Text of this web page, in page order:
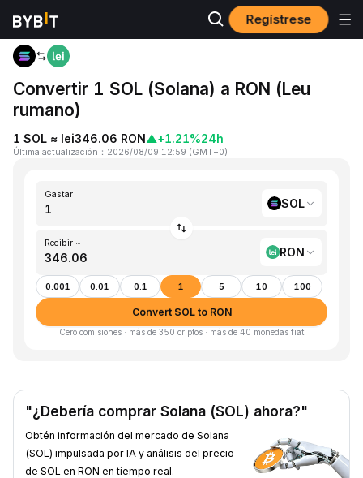
Regístrese
Inicio SOL to RON
Convertir 1 SOL (Solana) a RON (Leu
rumano)
1 SOL ≈ lei346.06 RON▲+1.21%24h
Última actualización ： 2026/08/09 12:59 (GMT+0)
Gastar
SOL
Recibir ~
RON
0.001 0.01 0.1 1 5 10 100
Convert SOL to RON
Cero comisiones · más de 350 criptos · más de 40 monedas fiat
"¿Debería comprar Solana (SOL) ahora?"
Obtén información del mercado de Solana
(SOL) impulsada por IA y análisis del precio
de SOL en RON en tiempo real.